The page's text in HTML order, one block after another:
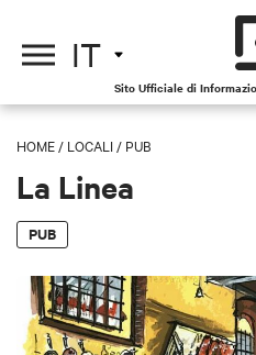
IT
Sito Ufficiale di
HOME / LOCALI / PUB
La Linea
PUB